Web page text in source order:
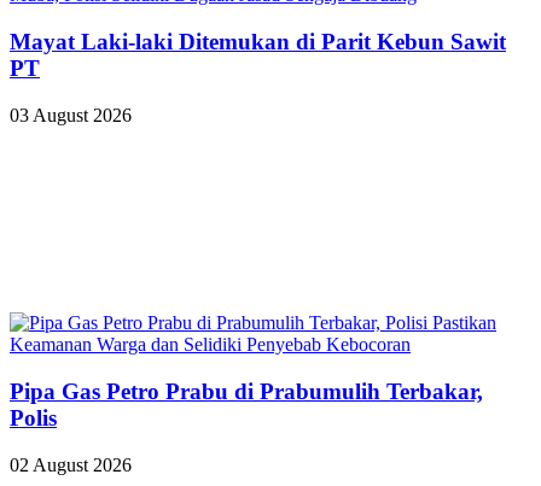
Mayat Laki-laki Ditemukan di Parit Kebun Sawit
PT
03 August 2026
Pipa Gas Petro Prabu di Prabumulih Terbakar,
Polis
02 August 2026